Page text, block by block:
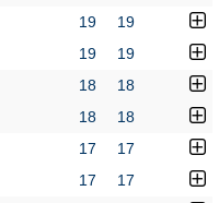
19
19
19
19
18
18
18
18
17
17
17
17